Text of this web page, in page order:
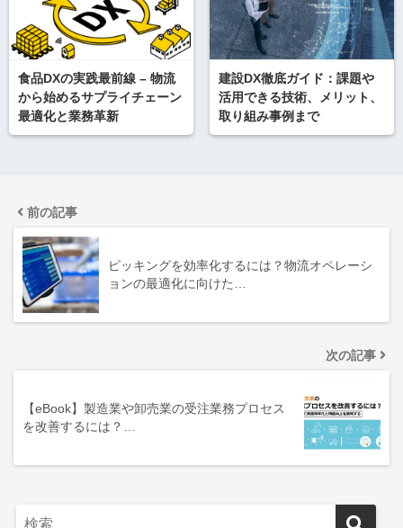
食品DXの実践最前線 – 物流
から始めるサプライチェーン
最適化と業務革新
建設DX徹底ガイド：課題や
活用できる技術、メリット、
取り組み事例まで
前の記事
ピッキングを効率化するには？物流オペレーシ
ョンの最適化に向けた…
次の記事
【eBook】製造業や卸売業の受注業務プロセス
を改善するには？…